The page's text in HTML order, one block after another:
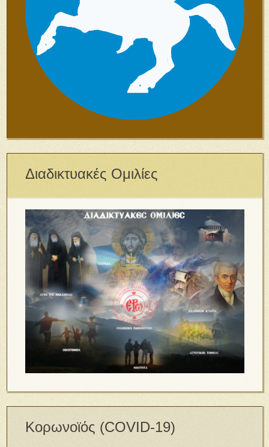
Διαδικτυακές Ομιλίες
Κορωνοϊός (COVID-19)